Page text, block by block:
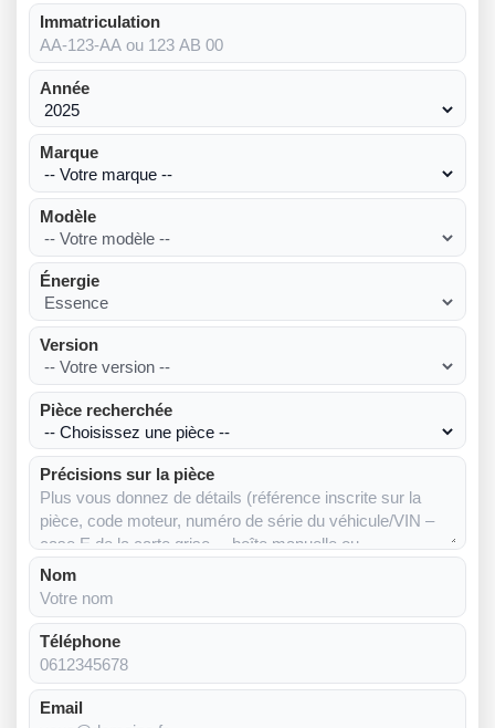
Immatriculation
Année
Marque
Modèle
Énergie
Version
Pièce recherchée
Précisions sur la pièce
Nom
Téléphone
Email